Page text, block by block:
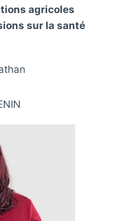
agricoles
sur la santé